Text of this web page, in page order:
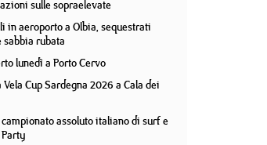
sulle sopraelevate
in aeroporto a Olbia, sequestrati
rubata
lunedì a Porto Cervo
Cup Sardegna 2026 a Cala dei
assoluto italiano di surf e